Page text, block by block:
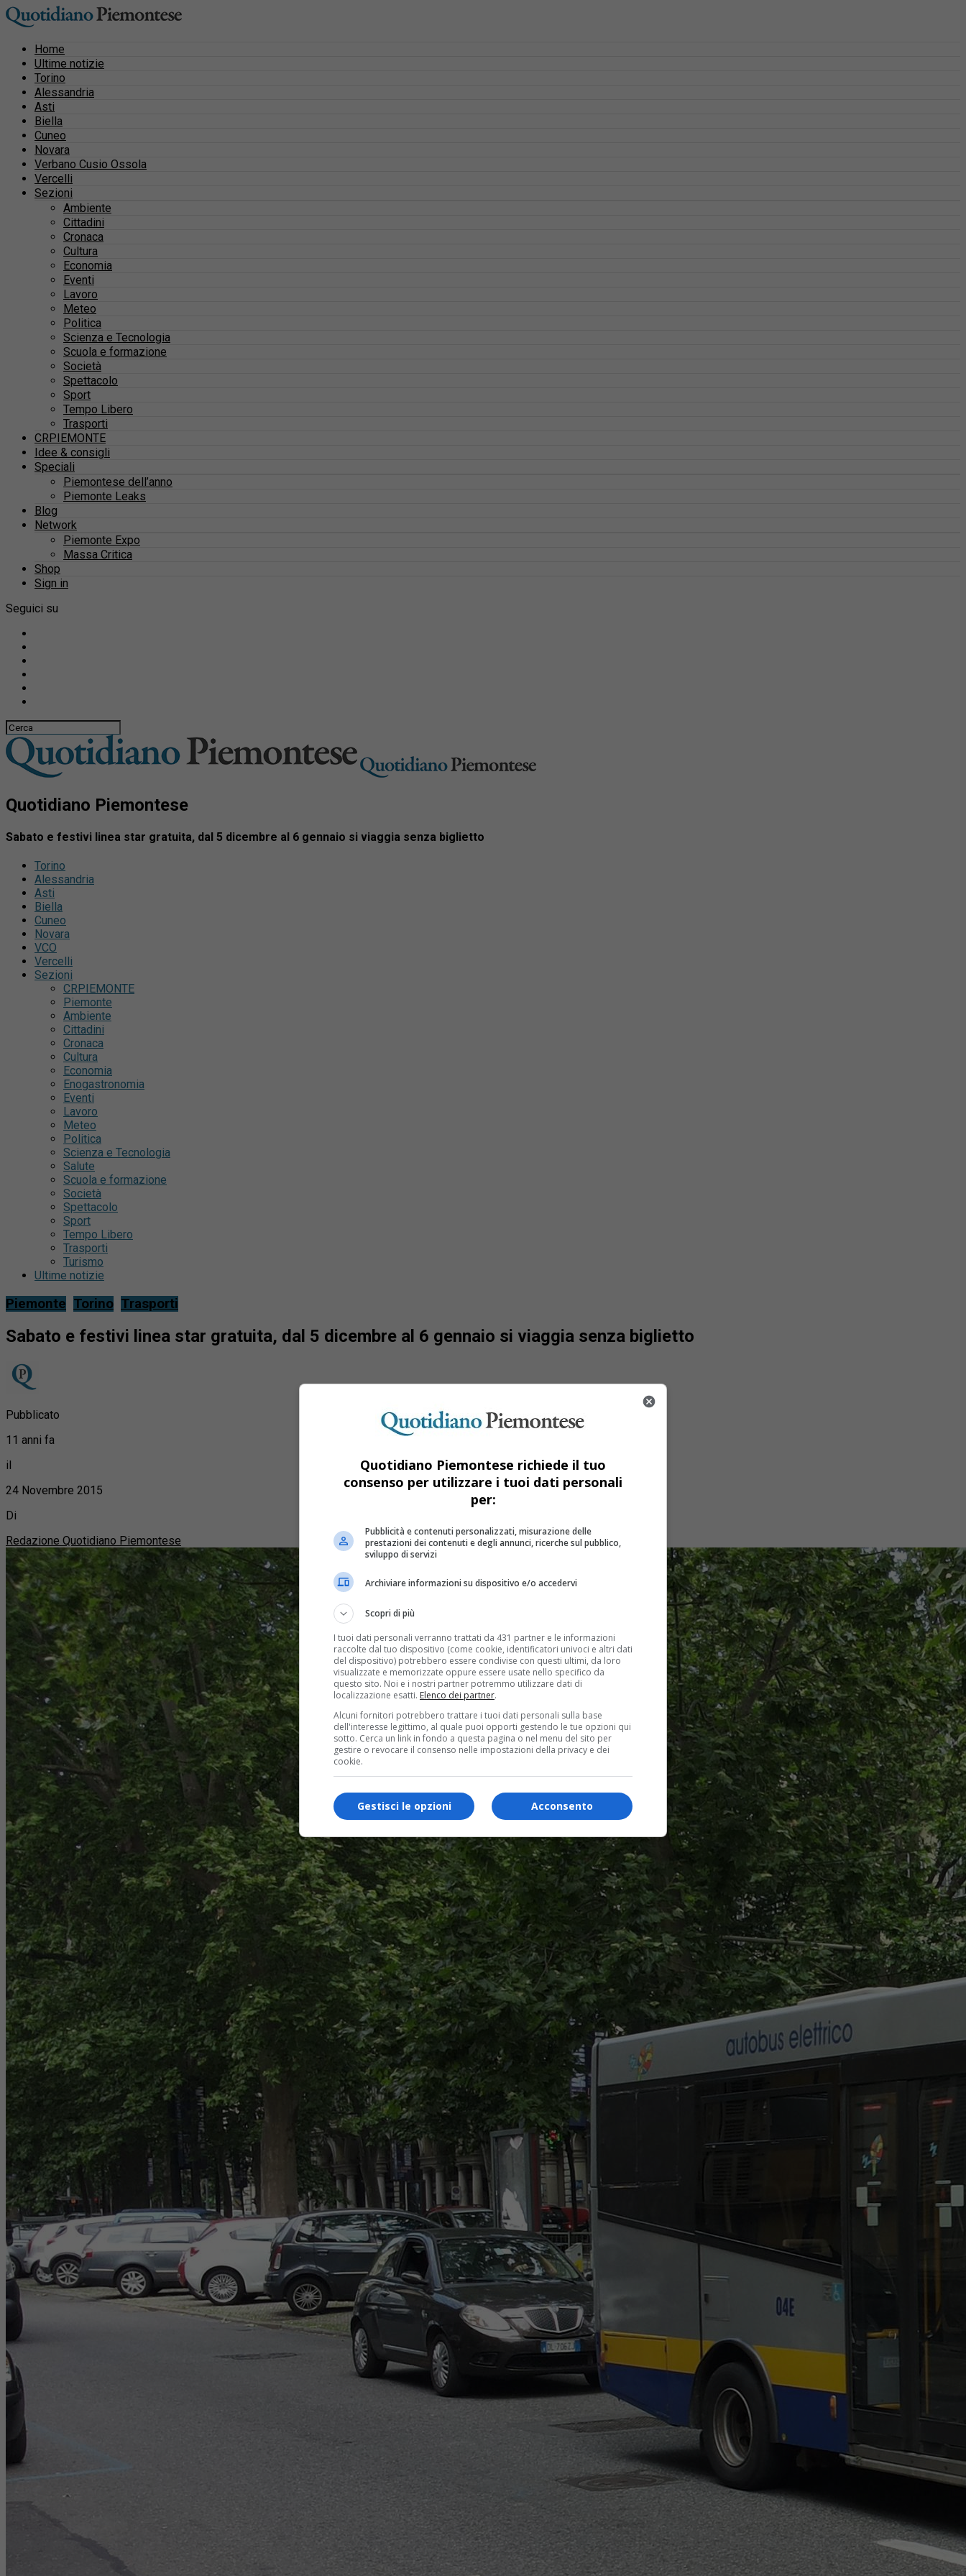
Home
Ultime notizie
Torino
Alessandria
Asti
Biella
Cuneo
Novara
Verbano Cusio Ossola
Vercelli
Sezioni
Ambiente
Cittadini
Cronaca
Cultura
Economia
Eventi
Lavoro
Meteo
Politica
Scienza e Tecnologia
Scuola e formazione
Società
Spettacolo
Sport
Tempo Libero
Trasporti
CRPIEMONTE
Idee & consigli
Speciali
Piemontese dell’anno
Piemonte Leaks
Blog
Network
Piemonte Expo
Massa Critica
Shop
Sign in
Seguici su
Quotidiano Piemontese
Sabato e festivi linea star gratuita, dal 5 dicembre al 6 gennaio si viaggia senza biglietto
Torino
Alessandria
Asti
Biella
Cuneo
Novara
VCO
Vercelli
Sezioni
CRPIEMONTE
Piemonte
Ambiente
Cittadini
Cronaca
Cultura
Economia
Enogastronomia
Eventi
Lavoro
Meteo
Politica
Scienza e Tecnologia
Salute
Scuola e formazione
Società
Spettacolo
Sport
Tempo Libero
Trasporti
Turismo
Ultime notizie
Piemonte Torino Trasporti
Sabato e festivi linea star gratuita, dal 5 dicembre al 6 gennaio si viaggia senza biglietto
Pubblicato
11 anni fa
il
24 Novembre 2015
Di
Redazione Quotidiano Piemontese
Quotidiano Piemontese richiede il tuo
consenso per utilizzare i tuoi dati personali
per:
Pubblicità e contenuti personalizzati, misurazione delle
prestazioni dei contenuti e degli annunci, ricerche sul pubblico,
sviluppo di servizi
Archiviare informazioni su dispositivo e/o accedervi
Scopri di più
I tuoi dati personali verranno trattati da 431 partner e le informazioni
raccolte dal tuo dispositivo (come cookie, identificatori univoci e altri dati
del dispositivo) potrebbero essere condivise con questi ultimi, da loro
visualizzate e memorizzate oppure essere usate nello specifico da
questo sito. Noi e i nostri partner potremmo utilizzare dati di
localizzazione esatti. Elenco dei partner.
Alcuni fornitori potrebbero trattare i tuoi dati personali sulla base
dell'interesse legittimo, al quale puoi opporti gestendo le tue opzioni qui
sotto. Cerca un link in fondo a questa pagina o nel menu del sito per
gestire o revocare il consenso nelle impostazioni della privacy e dei
cookie.
Acconsento
Gestisci le opzioni